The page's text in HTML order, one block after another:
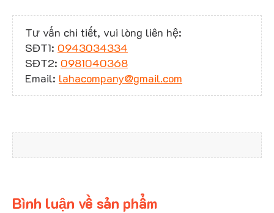
Tư vấn chi tiết, vui lòng liên hệ:
SĐT1: 0943034334
SĐT2: 0981040368
Email: lahacompany@gmail.com
Bình luận về sản phẩm